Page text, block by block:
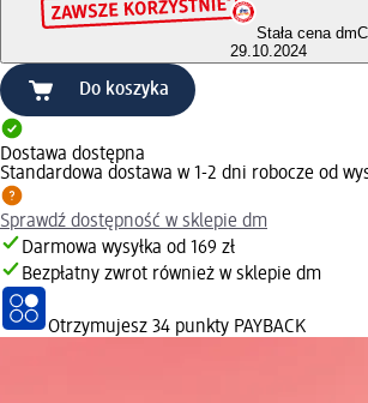
Stała cena dm
29.10.2024
Do koszyka
Dostawa dostępna
Standardowa dostawa w 1-2 dni robocze od
Sprawdź dostępność w sklepie dm
Darmowa wysyłka od 169 zł
Bezpłatny zwrot również w sklepie dm
Otrzymujesz 34 punkty PAYBACK